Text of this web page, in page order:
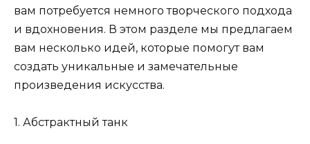
вам потребуется немного творческого подхода
и вдохновения. В этом разделе мы предлагаем
вам несколько идей, которые помогут вам
создать уникальные и замечательные
произведения искусства.
1. Абстрактный танк